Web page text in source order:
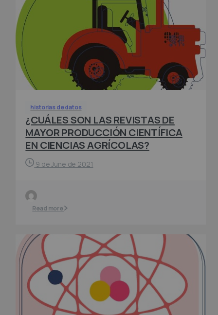
historias de datos
¿CUÁLES SON LAS REVISTAS DE
MAYOR PRODUCCIÓN CIENTÍFICA
EN CIENCIAS AGRÍCOLAS?
9 de June de 2021
Read more